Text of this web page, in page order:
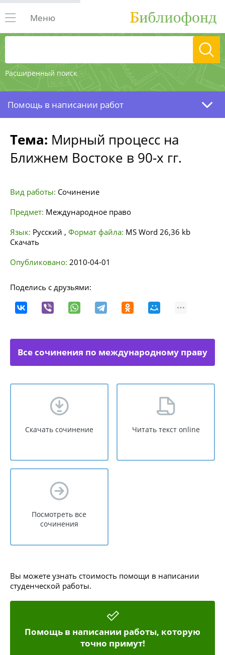
Расширенный поиск
Меню
Помощь в написании работ
Тема: Мирный процесс на
Ближнем Востоке в 90-х гг.
Вид работы: Сочинение
Предмет: Международное право
Язык: Русский , Формат файла: MS Word 26,36 kb
Скачать
Опубликовано: 2010-04-01
Поделись с друзьями:
Все сочинения по международному праву
Скачать сочинение Читать текст online
Посмотреть все
сочинения
Вы можете узнать стоимость помощи в написании
студенческой работы.
Помощь в написании работы, которую
точно примут!